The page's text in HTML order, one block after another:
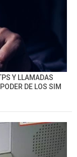
Y LLAMADAS
DE LOS SIM